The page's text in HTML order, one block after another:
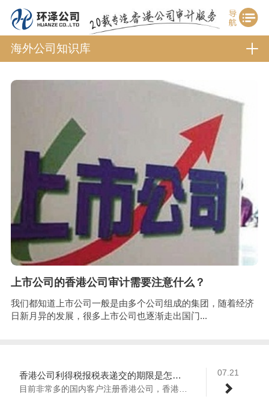
海外公司知识库
上市公司的香港公司审计需要注意什么？
我们都知道上市公司一般是由多个公司组成的集团，随着经济
日新月异的发展，很多上市公司也逐渐走出国门...
07.21
香港公司利得税报税表递交的期限是怎样规定的？
目前非常多的国内客户注册香港公司，香港公...